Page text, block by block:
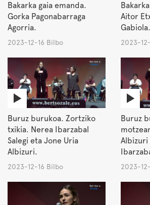
Bakarka gaia emanda.
Gorka Pagonabarraga
Agorria.
2023-12-16 Bilbo
Aitor
Gabiola.
2023-
Buruz burukoa. Zortziko
txikia. Nerea Ibarzabal
Salegi eta Jone Uria
Albizuri.
2023-12-16 Bilbo
Buruz
Albizuri
2023-